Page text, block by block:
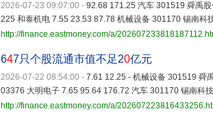
2026-07-23 09:07:00 - 92.68 171.25 汽车 301519 舜禹
225 和泰机电 7.55 23.53 87.78 机械设备 301170 锡南科
http://finance.eastmoney.com/a/
647只个股流通市值不足20亿元
2026-07-22 08:54:00 - 7.61 12.25 - 机械设备 301519 舜
03376 大明电子 7.65 95.64 176.72 汽车 301170 锡南科
http://finance.eastmoney.com/a/